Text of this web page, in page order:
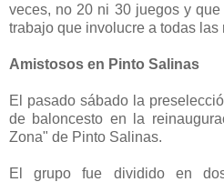
veces, no 20 ni 30 juegos y
trabajo que involucre a todas las
Amistosos en Pinto Salinas
El pasado sábado la
de baloncesto en la
Zona" de Pinto Salinas.
El grupo fue dividido en